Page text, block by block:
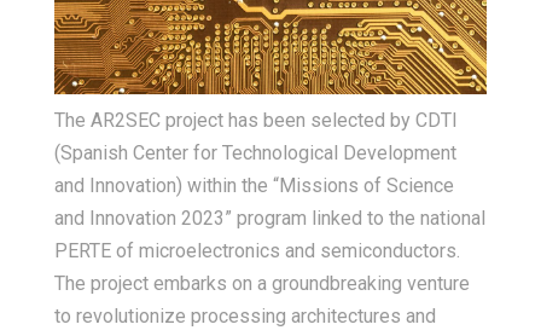
The AR2SEC project has been selected by CDTI
(Spanish Center for Technological Development
and Innovation) within the “Missions of Science
and Innovation 2023” program linked to the national
PERTE of microelectronics and semiconductors.
The project embarks on a groundbreaking venture
to revolutionize processing architectures and